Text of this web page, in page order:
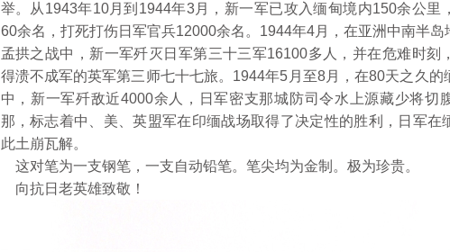
举。从1943年10月到1944年3月，新一军已攻入缅甸境内150余公里
60余名，打死打伤日军官兵12000余名。1944年4月，在亚洲中南半岛
孟拱之战中，新一军歼灭日军第三十三军16100多人，并在危难时刻
得溃不成军的英军第三师七十七旅。1944年5月至8月，在80天之久的
中，新一军歼敌近4000余人，日军密支那城防司令水上源藏少将切
那，标志着中、美、英盟军在印缅战场取得了决定性的胜利，日军在
此土崩瓦解。
这对笔为一支钢笔，一支自动铅笔。笔尖均为金制。极为珍贵。
向抗日老英雄致敬！